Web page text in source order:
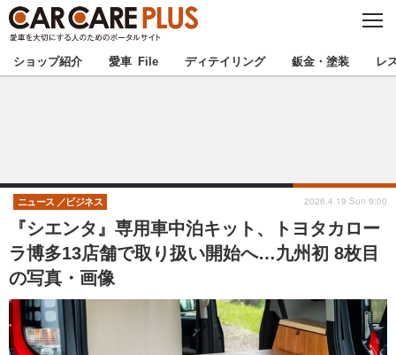
C
S
E
★カーケアプラス認定★ 厳選プロショップを地域から探す
甲信越 北陸
東海 関西
中国
九州 沖縄
ショップ紹介 愛車 File ディテイリング 鈑金・塗装 レ
『シエンタ』専用車中泊キット、トヨタカロー
ラ博多13店舗で取り扱い開始へ…九州初 8枚目
の写真・画像
ニュース ビジネス 2026.4.19 Sun 9:00